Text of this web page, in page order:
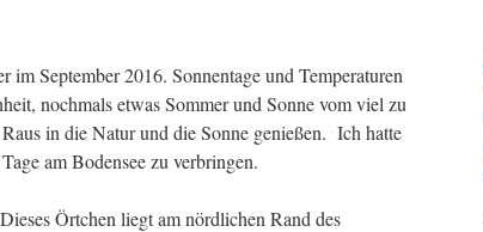
im September 2016. Sonnentage und Temperaturen
nochmals etwas Sommer und Sonne vom viel zu
in die Natur und die Sonne genießen. Ich hatte
am Bodensee zu verbringen.
Örtchen liegt am nördlichen Rand des